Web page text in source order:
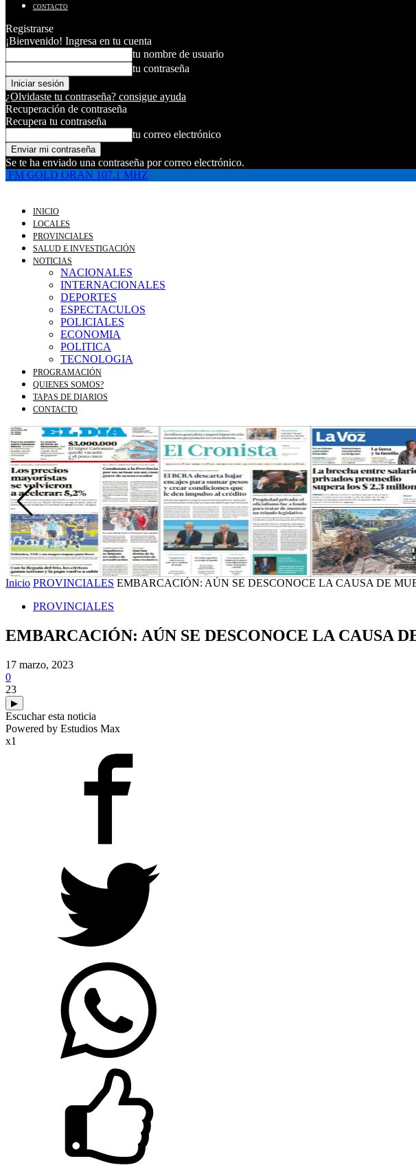
CONTACTO
Registrarse
¡Bienvenido! Ingresa en tu cuenta
tu nombre de usuario
tu contraseña
¿Olvidaste tu contraseña? consigue ayuda
Recuperación de contraseña
Recupera tu contraseña
tu correo electrónico
Se te ha enviado una contraseña por correo electrónico.
FM GOLD ORAN 107.1 MHZ
INICIO
LOCALES
PROVINCIALES
SALUD E INVESTIGACIÓN
NOTICIAS
NACIONALES
INTERNACIONALES
DEPORTES
ESPECTACULOS
POLICIALES
ECONOMIA
POLITICA
TECNOLOGIA
PROGRAMACIÓN
QUIENES SOMOS?
TAPAS DE DIARIOS
CONTACTO
Inicio PROVINCIALES EMBARCACIÓN: AÚN SE DESCONOCE LA CAUSA DE
PROVINCIALES
EMBARCACIÓN: AÚN SE DESCONOCE LA CAUSA
17 marzo, 2023
0
23
▶
Escuchar esta noticia
Powered by Estudios Max
x1